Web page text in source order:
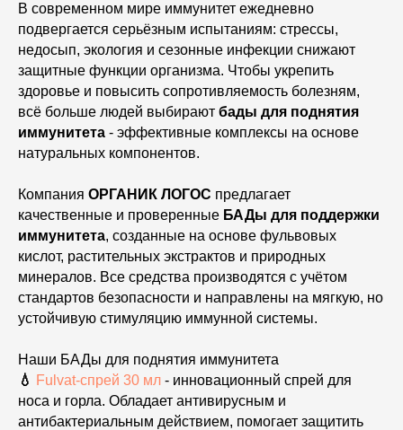
В современном мире иммунитет ежедневно
подвергается серьёзным испытаниям: стрессы,
недосып, экология и сезонные инфекции снижают
защитные функции организма. Чтобы укрепить
здоровье и повысить сопротивляемость болезням,
всё больше людей выбирают бады для поднятия
иммунитета - эффективные комплексы на основе
натуральных компонентов.
Компания ОРГАНИК ЛОГОС предлагает
качественные и проверенные БАДы для поддержки
иммунитета, созданные на основе фульвовых
кислот, растительных экстрактов и природных
минералов. Все средства производятся с учётом
стандартов безопасности и направлены на мягкую, но
устойчивую стимуляцию иммунной системы.
Наши БАДы для поднятия иммунитета
💧 Fulvat-спрей 30 мл - инновационный спрей для
носа и горла. Обладает антивирусным и
антибактериальным действием, помогает защитить